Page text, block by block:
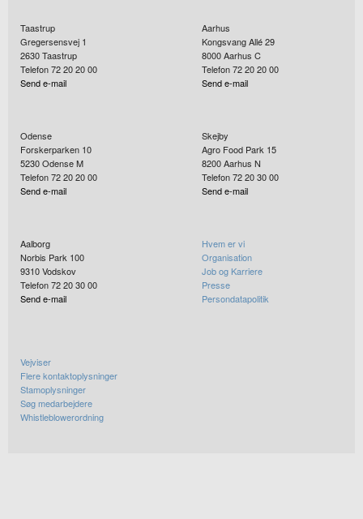
Taastrup
Gregersensvej 1
2630Taastrup
Telefon 72 20 20 00
Send e-mail
Aarhus
Kongsvang Allé 29
8000Aarhus C
Telefon 72 20 20 00
Send e-mail
Odense
Forskerparken 10
5230Odense M
Telefon 72 20 20 00
Send e-mail
Skejby
Agro Food Park 15
8200Aarhus N
Telefon 72 20 30 00
Send e-mail
Aalborg
Norbis Park 100
9310Vodskov
Telefon 72 20 30 00
Send e-mail
Hvem er vi
Organisation
Job og Karriere
Presse
Persondatapolitik
Vejviser
Flere kontaktoplysninger
Stamoplysninger
Søg medarbejdere
Whistleblowerordning